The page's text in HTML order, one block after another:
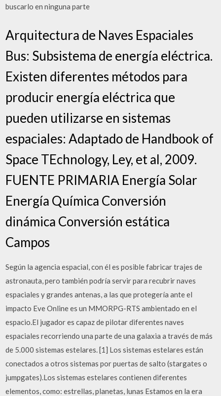
buscarlo en ninguna parte
Arquitectura de Naves Espaciales
Bus: Subsistema de energía eléctrica.
Existen diferentes métodos para
producir energía eléctrica que
pueden utilizarse en sistemas
espaciales: Adaptado de Handbook of
Space TEchnology, Ley, et al, 2009.
FUENTE PRIMARIA Energía Solar
Energía Química Conversión
dinámica Conversión estática
Campos
Según la agencia espacial, con él es posible fabricar trajes de
astronauta, pero también podría servir para recubrir naves
espaciales y grandes antenas, a las que protegería ante el
impacto Eve Online es un MMORPG-RTS ambientado en el
espacio.El jugador es capaz de pilotar diferentes naves
espaciales recorriendo una parte de una galaxia a través de más
de 5.000 sistemas estelares. [1] Los sistemas estelares están
conectados a otros sistemas por puertas de salto (stargates o
jumpgates).Los sistemas estelares contienen diferentes
elementos, como: estrellas, planetas, lunas Estamos en la era